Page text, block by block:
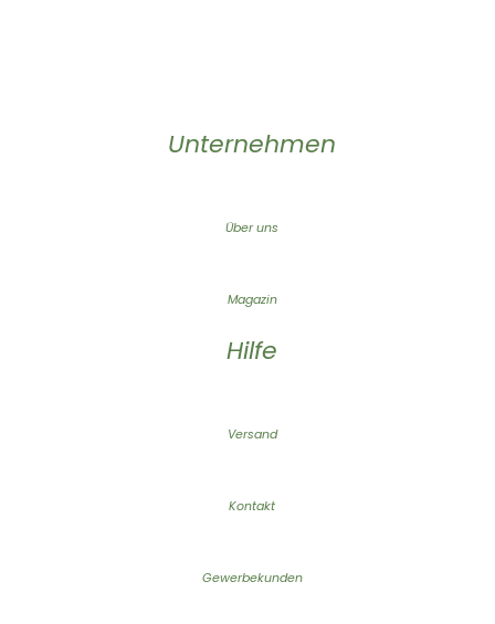
Unternehmen
Über uns
Magazin
Hilfe
Versand
Kontakt
Gewerbekunden